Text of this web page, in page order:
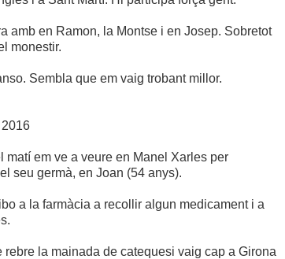
amb en Ramon, la Montse i en Josep. Sobretot
monestir.
Sembla que em vaig trobant millor.
matí em ve a veure en Manel Xarles per
seu germà, en Joan (54 anys).
a la farmàcia a recollir algun medicament i a
rebre la mainada de catequesi vaig cap a Girona